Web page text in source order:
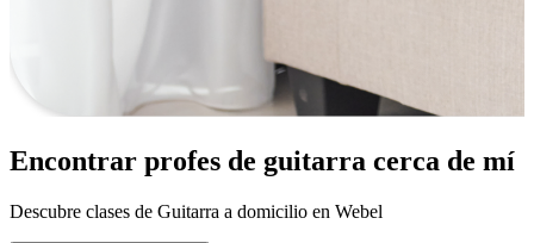
Encontrar profes de guitarra cerca de mí
Descubre clases de Guitarra a domicilio en Webel